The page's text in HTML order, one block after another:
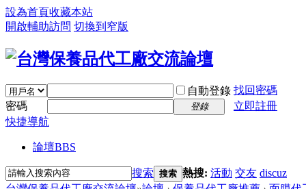
設為首頁收藏本站
開啟輔助訪問 切換到窄版
自動登錄 找回密碼
密碼
登錄
立即註冊
快捷導航
論壇BBS
搜索 搜索 熱搜: 活動 交友 discuz